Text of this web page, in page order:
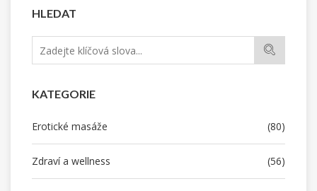
HLEDAT
KATEGORIE
Erotické masáže (80)
Zdraví a wellness (56)